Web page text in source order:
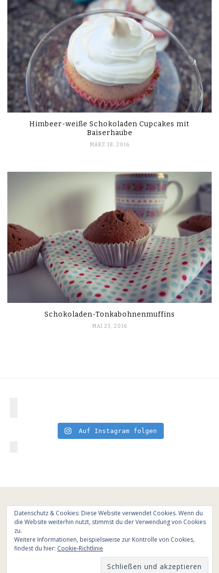
Himbeer-weiße Schokoladen Cupcakes mit
Baiserhaube
MÄRZ 18, 2016
Schokoladen-Tonkabohnenmuffins
MAI 23, 2016
Auf Instagram folgen
© All Rights Reserved - Cooking is love 2017.
Datenschutz & Cookies: Diese Website verwendet Cookies. Wenn du
die Website weiterhin nutzt, stimmst du der Verwendung von Cookies
zu.
Weitere Informationen, beispielsweise zur Kontrolle von Cookies,
findest du hier: Cookie-Richtlinie